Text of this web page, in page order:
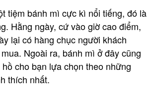
tiệm bánh mì cực kì nổi tiếng, đó là
Hằng ngày, cứ vào giờ cao điểm,
lại có hàng chục người khách
Ngoài ra, bánh mì ở đây cũng
cho bạn lựa chọn theo những
thích nhất.